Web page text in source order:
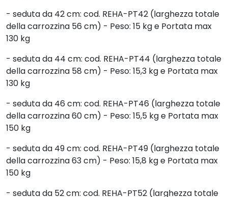
- seduta da 42 cm: cod. REHA-PT42 (larghezza totale
della carrozzina 56 cm) - Peso: 15 kg e Portata max
130 kg
- seduta da 44 cm: cod. REHA-PT44 (larghezza totale
della carrozzina 58 cm) - Peso: 15,3 kg e Portata max
130 kg
- seduta da 46 cm: cod. REHA-PT46 (larghezza totale
della carrozzina 60 cm) - Peso: 15,5 kg e Portata max
150 kg
- seduta da 49 cm: cod. REHA-PT49 (larghezza totale
della carrozzina 63 cm) - Peso: 15,8 kg e Portata max
150 kg
- seduta da 52 cm: cod. REHA-PT52 (larghezza totale